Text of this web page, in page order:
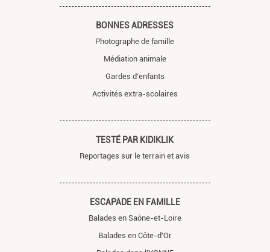
BONNES ADRESSES
Photographe de famille
Médiation animale
Gardes d'enfants
Activités extra-scolaires
TESTÉ PAR KIDIKLIK
Reportages sur le terrain et avis
ESCAPADE EN FAMILLE
Balades en Saône-et-Loire
Balades en Côte-d'Or